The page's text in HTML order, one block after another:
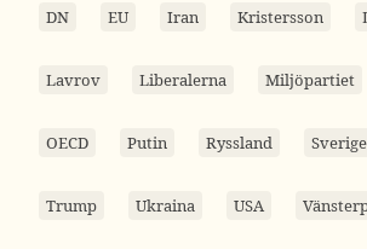
DN EU Iran Kristersson
Lavrov Liberalerna Miljöpartiet
OECD Putin Ryssland
Trump Ukraina USA